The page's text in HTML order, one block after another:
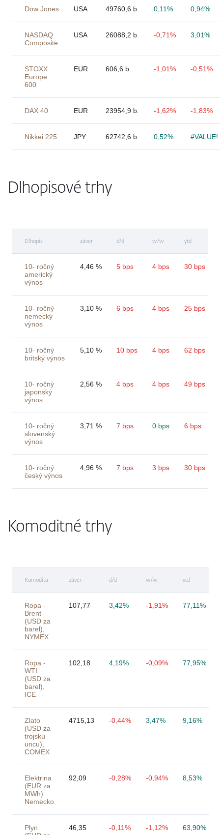
Dow Jones USA 49760,6 b. 0,11% 0,94%
NASDAQ
Composite
USA 26088,2 b. -0,71% 3,01%
STOXX
Europe
600
EUR 606,6 b. -1,01% -0,51%
DAX 40 EUR 23954,9 b. -1,62% -1,83%
Nikkei 225 JPY 62742,6 b. 0,52% #VALUE!
Dlhopisové trhy
Dlhopis záver d/d w/w ytd
10- ročný
americký
výnos
4,46 % 5 bps 4 bps 30 bps
10- ročný
nemecký
výnos
3,10 % 6 bps 4 bps 25 bps
10- ročný
britský výnos
5,10 % 10 bps 4 bps 62 bps
10- ročný
japonský
výnos
2,56 % 4 bps 4 bps 49 bps
10- ročný
slovenský
výnos
3,71 % 7 bps 0 bps 6 bps
10- ročný
český výnos
4,96 % 7 bps 3 bps 30 bps
Komoditné trhy
Komodita záver d/d w/w ytd
Ropa -
Brent
(USD za
barel),
NYMEX
107,77 3,42% -1,91% 77,11%
Ropa -
WTI
(USD za
barel),
ICE
102,18 4,19% -0,09% 77,95%
Zlato
(USD za
trojskú
uncu),
COMEX
4715,13 -0,44% 3,47% 9,16%
Elektrina
(EUR za
MWh)
Nemecko
92,09 -0,28% -0,94% 8,53%
Plyn
46,35 -0,11% -1,12% 63,90%